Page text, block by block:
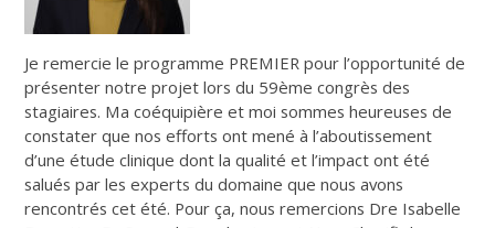
Je remercie le programme PREMIER pour l’opportunité de
présenter notre projet lors du 59ème congrès des
stagiaires. Ma coéquipière et moi sommes heureuses de
constater que nos efforts ont mené à l’aboutissement
d’une étude clinique dont la qualité et l’impact ont été
salués par les experts du domaine que nous avons
rencontrés cet été. Pour ça, nous remercions Dre Isabelle